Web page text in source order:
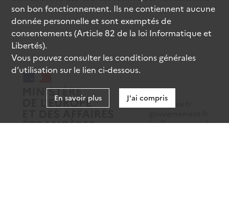
data.gouv.fr
legifrance.gouv.fr
son bon fonctionnement. Ils ne contiennent aucune
donnée personnelle et sont exemptés de
consentements (Article 82 de la loi Informatique et
Libertés).
Vous pouvez consulter les conditions générales
d’utilisation sur le lien ci-dessous.
En savoir plus J'ai compris